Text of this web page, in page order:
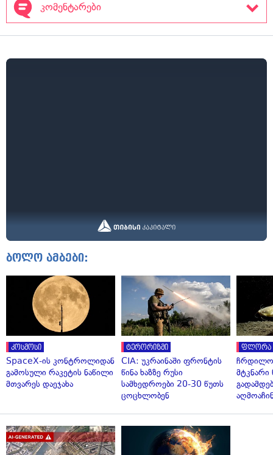
კომენტარები
ბოლო ამბები:
კოსმოსი
SpaceX-ის კონტროლიდან
გამოსული რაკეტის ნაწილი
მთვარეს დაეჯახა
ტერორიზმი
CIA: უკრაინაში ფრონტის
წინა ხაზზე რუსი
სამხედროები 20-30 წუთს
ცოცხლობენ
ფლორა
მტკნარი